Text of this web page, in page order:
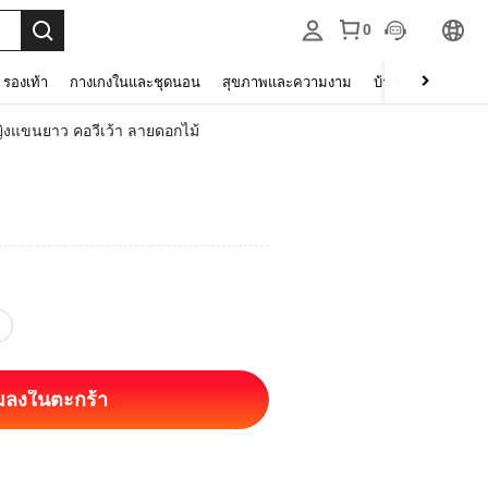
0
รองเท้า กางเกงในและชุดนอน สุขภาพและความงาม บ้านและที่อยู่อาศัย
แขนยาว คอวีเว้า ลายดอกไม้
ลงในตะกร้า